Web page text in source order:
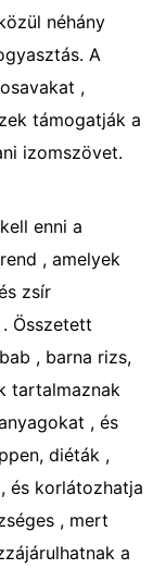
néhány
A
,
támogatják a
izomszövet.
enni a
, amelyek
zsír
Összetett
, barna rizs,
tartalmaznak
, és
diéták ,
és korlátozhatja
, mert
a